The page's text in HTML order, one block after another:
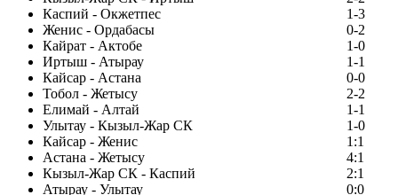
Каспий - Окжетпес
1-3
Женис - Ордабасы
0-2
Кайрат - Актобе
1-0
Иртыш - Атырау
1-1
Кайсар - Астана
0-0
Тобол - Жетысу
2-2
Елимай - Алтай
1-1
Улытау - Кызыл-Жар СК
1-0
Кайсар - Женис
1:1
Астана - Жетысу
4:1
Кызыл-Жар СК - Каспий
2:1
Атырау - Улытау
0:0